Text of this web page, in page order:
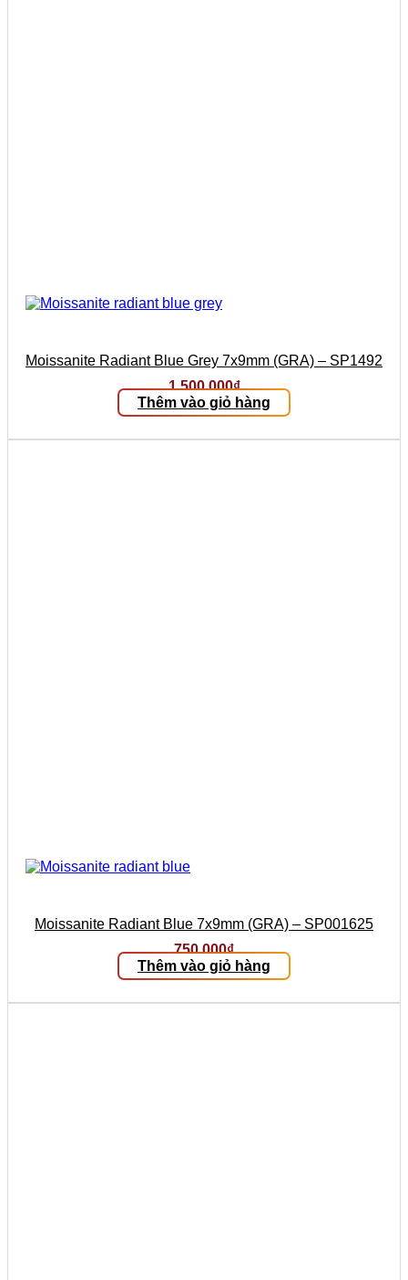
Moissanite Radiant Blue Grey 7x9mm (GRA) – SP1492
1.500.000₫
Thêm vào giỏ hàng
Moissanite Radiant Blue 7x9mm (GRA) – SP001625
750.000₫
Thêm vào giỏ hàng